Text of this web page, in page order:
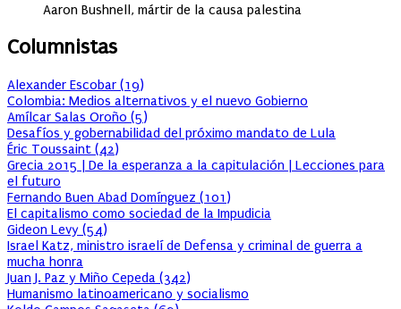
Aaron Bushnell, mártir de la causa palestina
Columnistas
Alexander Escobar (19)
Colombia: Medios alternativos y el nuevo Gobierno
Amílcar Salas Oroño (5)
Desafíos y gobernabilidad del próximo mandato de Lula
Éric Toussaint (42)
Grecia 2015 | De la esperanza a la capitulación | Lecciones para
el futuro
Fernando Buen Abad Domínguez (101)
El capitalismo como sociedad de la Impudicia
Gideon Levy (54)
Israel Katz, ministro israelí de Defensa y criminal de guerra a
mucha honra
Juan J. Paz y Miño Cepeda (342)
Humanismo latinoamericano y socialismo